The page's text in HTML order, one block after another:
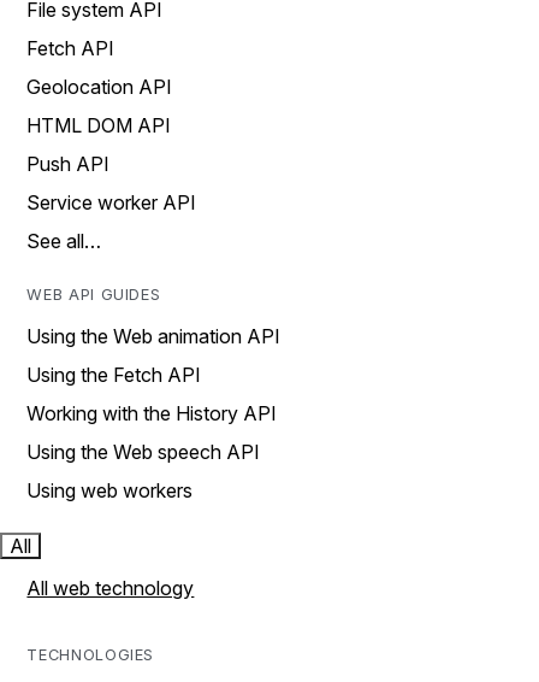
File system API
Fetch API
Geolocation API
HTML DOM API
Push API
Service worker API
See all…
WEB API GUIDES
Using the Web animation API
Using the Fetch API
Working with the History API
Using the Web speech API
Using web workers
All
All web technology
TECHNOLOGIES